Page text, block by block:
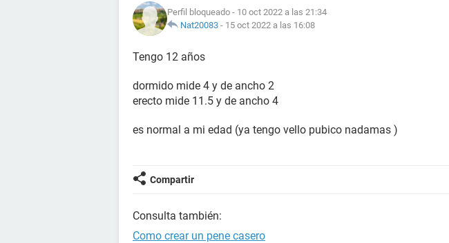
Perfil bloqueado - 10 oct 2022 a las 21:34
Nat20083 - 15 oct 2022 a las 16:08
Tengo 12 años
dormido mide 4 y de ancho 2
erecto mide 11.5 y de ancho 4
es normal a mi edad (ya tengo vello pubico nadamas )
Compartir
Consulta también:
Como crear un pene casero